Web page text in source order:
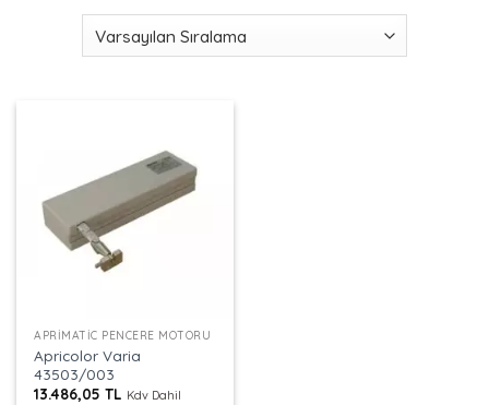
APRIMATIC PENCERE MOTORU
Apricolor Varia
43503/003
13.486,05TL Kdv Dahil